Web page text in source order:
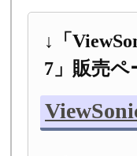
↓「
7」販売ペ